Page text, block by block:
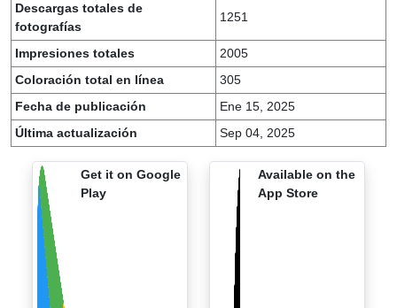
Descargas totales de
fotografías
1251
Impresiones totales
2005
Coloración total en línea
305
Fecha de publicación
Ene 15, 2025
Última actualización
Sep 04, 2025
Get it on Google
Play
Available on the
App Store